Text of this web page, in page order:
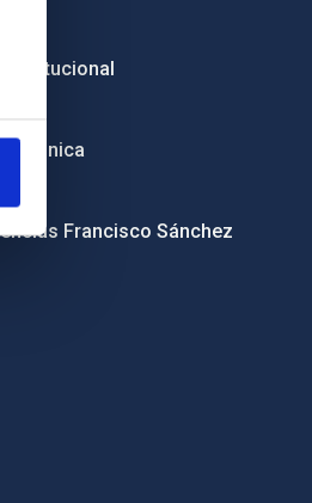
institucional
Francisco Sánchez